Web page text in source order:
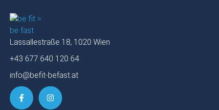
Lassallestraße 18, 1020 Wien
+43 677 640 120 64
info@befit-befast.at